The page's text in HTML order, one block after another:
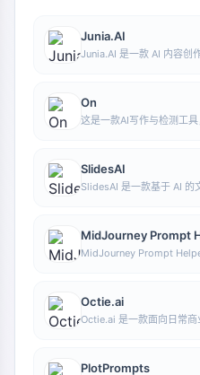
Junia.AI
Junia.AI 是一款 AI 内容创
On
这是一款AI写作与检测工
SlidesAI
SlidesAI 是一款基于 AI 的
MidJourney Prompt
MidJourney Prompt
Octie.ai
Octie.ai 是一款面向日常商
PlotPrompts